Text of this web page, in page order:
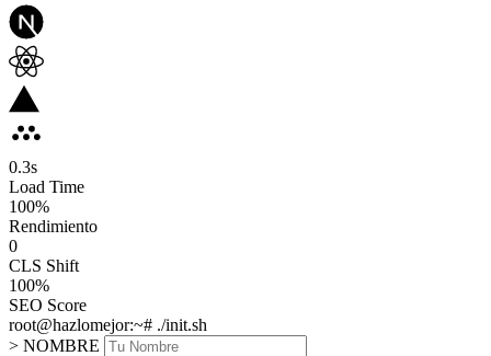
0.3s
Load Time
100%
Rendimiento
0
CLS Shift
100%
SEO Score
root@hazlomejor:~# ./init.sh
> NOMBRE